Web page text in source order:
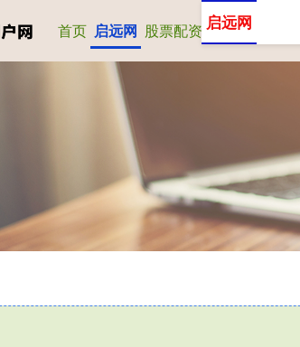
首页 启远网 股票配资网站 专业股票
启远网